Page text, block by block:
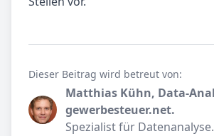
Dieser Beitrag wird betreut von:
Matthias Kühn, Data-
gewerbesteuer.net.
Spezialist für Datenanalyse.